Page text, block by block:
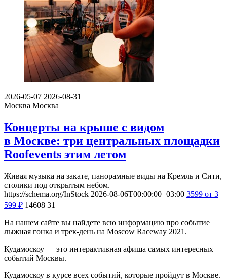
2026-05-07 2026-08-31
Москва Москва
Концерты на крыше с видом
в Москве: три центральных площадки
Roofevents этим летом
Живая музыка на закате, панорамные виды на Кремль и Сити,
столики под открытым небом.
https://schema.org/InStock 2026-08-06T00:00:00+03:00 3599 от 3
599 ₽ 14608 31
На нашем сайте вы найдете всю информацию про событие
лыжная гонка и трек-день на Moscow Raceway 2021.
Кудамоскоу — это интерактивная афиша самых интересных
событий Москвы.
Кудамоскоу в курсе всех событий, которые пройдут в Москве.